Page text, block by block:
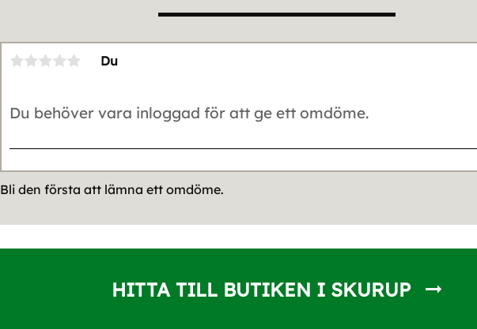
Du
Bli den första att lämna ett omdöme.
HITTA TILL BUTIKEN I SKURUP